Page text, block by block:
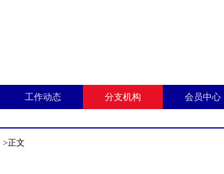
工作动态 分支机构 会员中心
>正文